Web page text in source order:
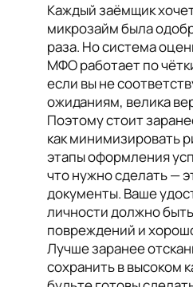
Каждый заёмщик
микрозайм была
раза. Но система
МФО работает по
если вы не
ожиданиям, велика
Поэтому стоит
как минимизировать
этапы оформления
что нужно сделать —
документы. Ваше
личности должно
повреждений и
Лучше заранее
сохранить в высоком